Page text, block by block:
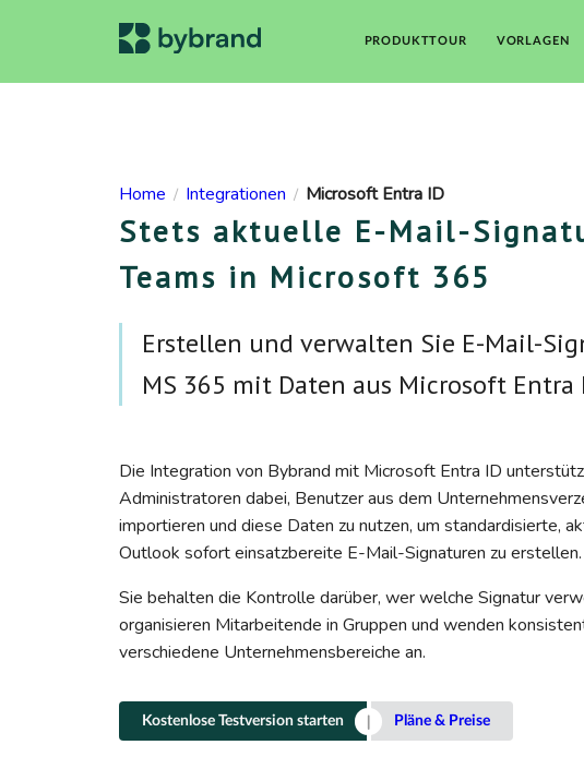
PRODUKTTOUR VORLAGEN
Home / Integrationen / Microsoft Entra ID
Stets aktuelle E-Mail-
Teams in Microsoft 365
Erstellen und verwalten Sie E-Mail-
MS 365 mit Daten aus Microsoft Entra
Die Integration von Bybrand mit Microsoft Entra ID
Administratoren dabei, Benutzer aus dem
importieren und diese Daten zu nutzen, um standardisierte,
Outlook sofort einsatzbereite E-Mail-Signaturen zu erstellen.
Sie behalten die Kontrolle darüber, wer welche Signatur
organisieren Mitarbeitende in Gruppen und wenden
verschiedene Unternehmensbereiche an.
Kostenlose Testversion starten Pläne & Preise